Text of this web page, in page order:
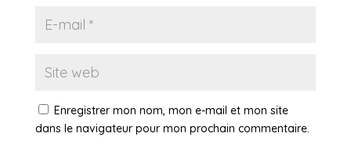
Enregistrer mon nom, mon e-mail et mon site
dans le navigateur pour mon prochain commentaire.